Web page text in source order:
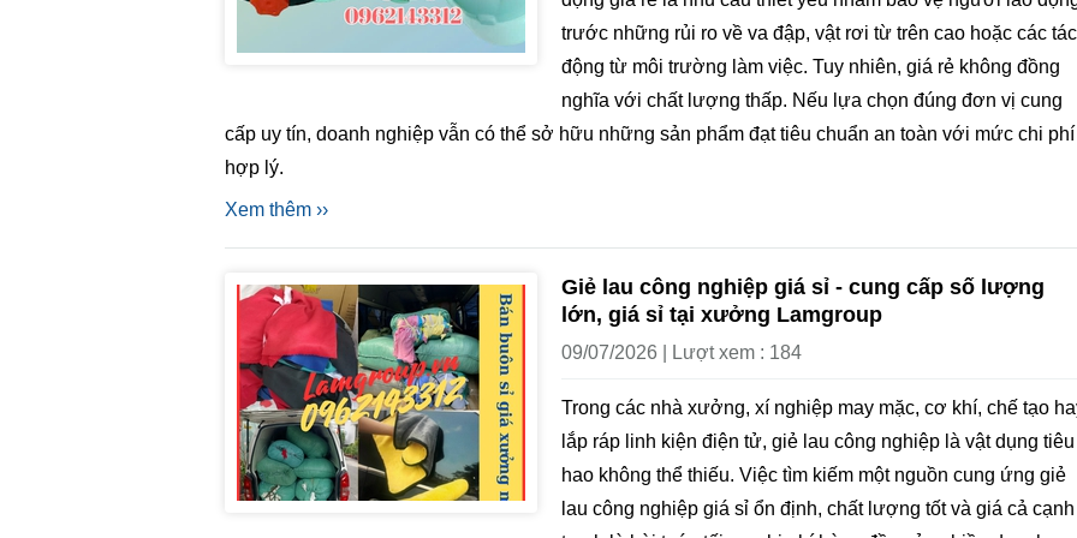
trước những rủi ro về va đập, vật rơi từ trên cao hoặc các tác
động từ môi trường làm việc. Tuy nhiên, giá rẻ không đồng
nghĩa với chất lượng thấp. Nếu lựa chọn đúng đơn vị cung
cấp uy tín, doanh nghiệp vẫn có thể sở hữu những sản phẩm đạt tiêu chuẩn an toàn với mức chi phí
hợp lý.
Xem thêm ››
Giẻ lau công nghiệp giá sỉ - cung cấp số lượng
lớn, giá sỉ tại xưởng Lamgroup
09/07/2026 | Lượt xem : 184
Trong các nhà xưởng, xí nghiệp may mặc, cơ khí, chế tạo
lắp ráp linh kiện điện tử, giẻ lau công nghiệp là vật dụng tiêu
hao không thể thiếu. Việc tìm kiếm một nguồn cung ứng giẻ
lau công nghiệp giá sỉ ổn định, chất lượng tốt và giá cả cạnh